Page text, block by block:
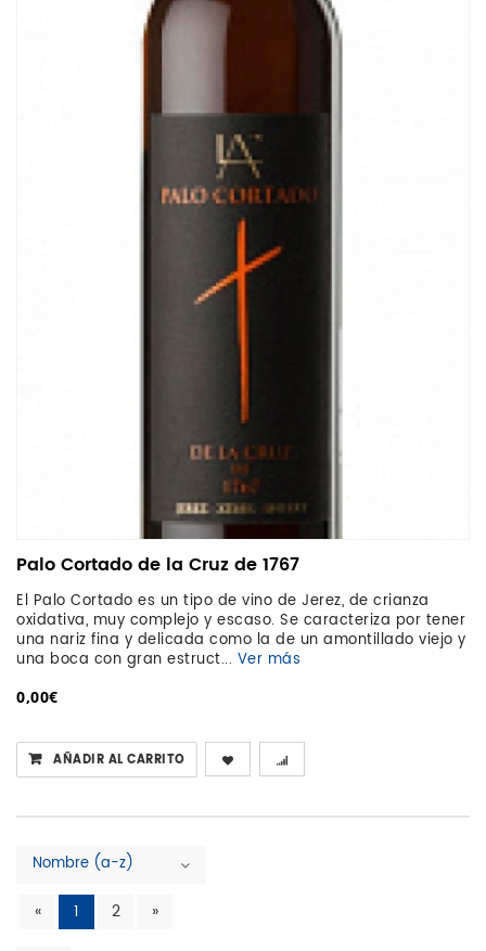
Palo Cortado de la Cruz de 1767
El Palo Cortado es un tipo de vino de Jerez, de crianza
oxidativa, muy complejo y escaso. Se caracteriza por tener
una nariz fina y delicada como la de un amontillado viejo y
una boca con gran estruct... Ver más
0,00€
AÑADIR AL CARRITO
Nombre (a-z)
« 1 2 »